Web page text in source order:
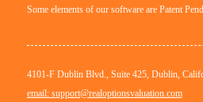
Some elements of our software are Patent
4101-F Dublin Blvd., Suite 425, Dublin,
email: support@realoptionsvaluation.com